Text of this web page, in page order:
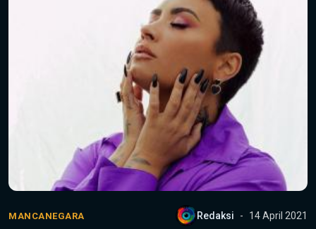
MANCANEGARA Redaksi 14 April 2021